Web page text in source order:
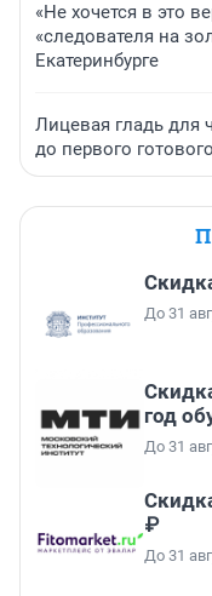
«Не хочется в это
«следователя на
Екатеринбурге
Лицевая гладь для
до первого
До 31
год
До 31
₽
До 31